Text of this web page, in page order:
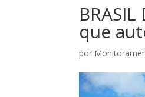
que
por